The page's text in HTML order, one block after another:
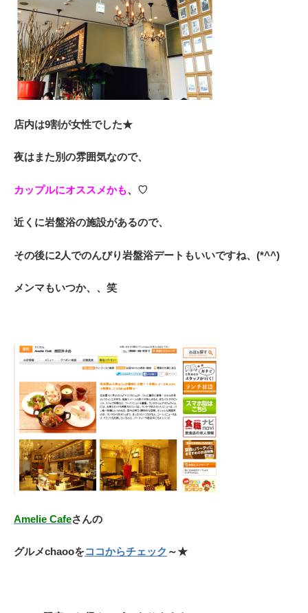
店内は9割が女性でした★
夜はまた別の雰囲気なので、
カップルにオススメかも、♡
近くに岩盤浴の施設があるので、
その後に2人でのんびり岩盤浴デートもいいですね、(*^^)
メンマもいつか、、笑
Amelie Cafeさんの
グルメchaooをココからチェック ～★